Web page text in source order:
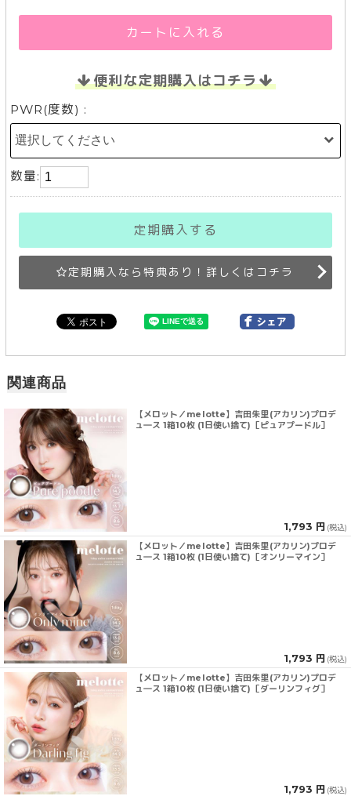
カートに入れる
便利な定期購入はコチラ
PWR(度数) :
数量:
定期購入する
定期購入なら特典あり！詳しくはコチラ
関連商品
【メロット／melotte】吉田朱里(アカリン)プロデ
ュ―ス 1箱10枚 (1日使い捨て)［ピュアプードル］
1,793 円 (税込)
【メロット／melotte】吉田朱里(アカリン)プロデ
ュ―ス 1箱10枚 (1日使い捨て)［オンリーマイン］
1,793 円 (税込)
【メロット／melotte】吉田朱里(アカリン)プロデ
ュ―ス 1箱10枚 (1日使い捨て)［ダーリンフィグ］
1,793 円 (税込)